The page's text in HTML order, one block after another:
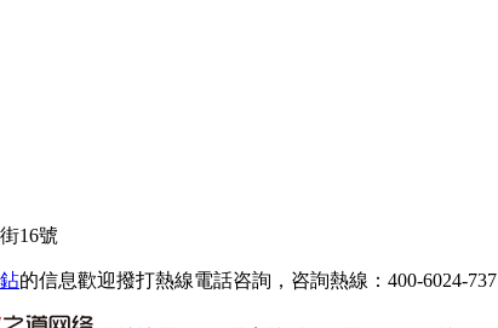
16號
的信息歡迎撥打熱線電話咨詢，咨詢熱線：400-6024-737